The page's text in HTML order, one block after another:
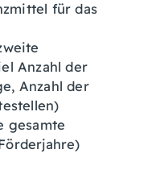
für das
Anzahl der
Anzahl der
gesamte